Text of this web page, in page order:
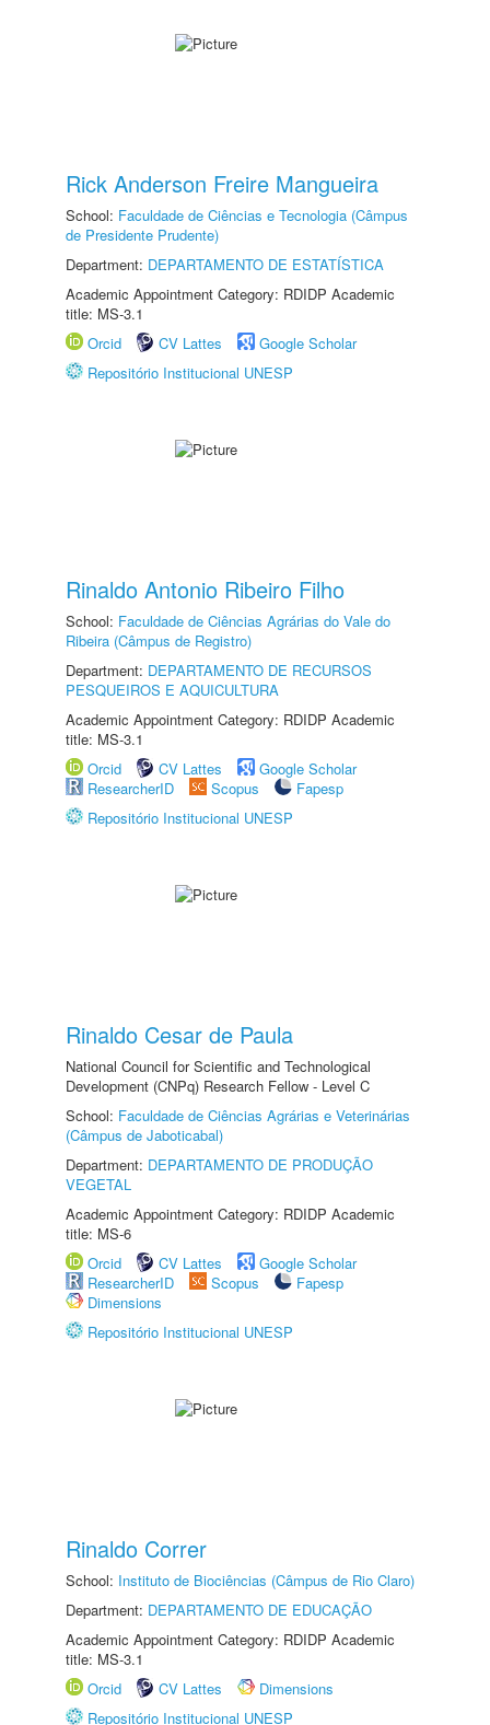
Rick Anderson Freire Mangueira
School: Faculdade de Ciências e Tecnologia (Câmpus
de Presidente Prudente)
Department: DEPARTAMENTO DE ESTATÍSTICA
Academic Appointment Category: RDIDP Academic
title: MS-3.1
Orcid
CV Lattes
Google Scholar
Repositório Institucional UNESP
Rinaldo Antonio Ribeiro Filho
School: Faculdade de Ciências Agrárias do Vale do
Ribeira (Câmpus de Registro)
Department: DEPARTAMENTO DE RECURSOS
PESQUEIROS E AQUICULTURA
Academic Appointment Category: RDIDP Academic
title: MS-3.1
Orcid
CV Lattes
Google Scholar
ResearcherID
Scopus
Fapesp
Repositório Institucional UNESP
Rinaldo Cesar de Paula
National Council for Scientific and Technological
Development (CNPq) Research Fellow - Level C
School: Faculdade de Ciências Agrárias e Veterinárias
(Câmpus de Jaboticabal)
Department: DEPARTAMENTO DE PRODUÇÃO
VEGETAL
Academic Appointment Category: RDIDP Academic
title: MS-6
Orcid
CV Lattes
Google Scholar
ResearcherID
Scopus
Fapesp
Dimensions
Repositório Institucional UNESP
Rinaldo Correr
School: Instituto de Biociências (Câmpus de Rio Claro)
Department: DEPARTAMENTO DE EDUCAÇÃO
Academic Appointment Category: RDIDP Academic
title: MS-3.1
Orcid
CV Lattes
Dimensions
Repositório Institucional UNESP